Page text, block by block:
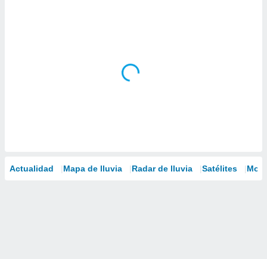
Actualidad Mapa de lluvia Radar de lluvia Satélites